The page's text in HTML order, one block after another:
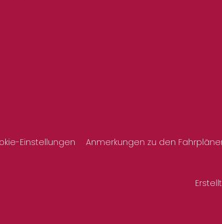
Einstellungen Anmerkungen zu den